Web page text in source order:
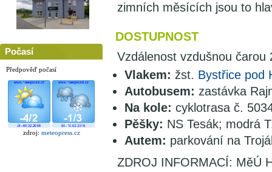
Počasí
Předpověď počasí
zdroj: meteopress.cz
zimních měsících jsou to
DOSTUPNOST
Vzdálenost vzdušnou
Vlakem: žst. Bystřice pod
Autobusem: zastávka
Na kole: cyklotrasa č.
Pěšky: NS Tesák; modrá
Autem: parkování na
ZDROJ INFORMACÍ: MěÚ